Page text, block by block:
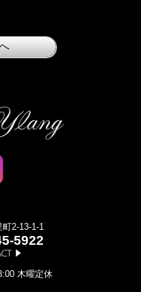
2-13-1-1
5922
木曜定休